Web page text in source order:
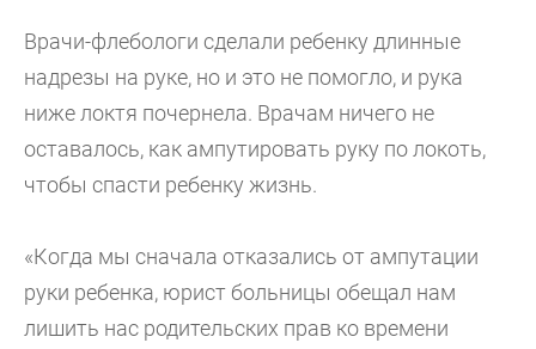
Врачи-флебологи сделали ребенку длинные
надрезы на руке, но и это не помогло, и рука
ниже локтя почернела. Врачам ничего не
оставалось, как ампутировать руку по локоть,
чтобы спасти ребенку жизнь.
«Когда мы сначала отказались от ампутации
руки ребенка, юрист больницы обещал нам
лишить нас родительских прав ко времени